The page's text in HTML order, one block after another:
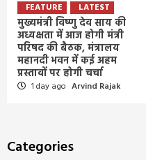
FEATURE
LATEST
मुख्यमंत्री विष्णु देव साय की
अध्यक्षता में आज होगी मंत्री
परिषद की बैठक, मंत्रालय
महानदी भवन में कई अहम
प्रस्तावों पर होगी चर्चा
1 day ago Arvind Rajak
Categories